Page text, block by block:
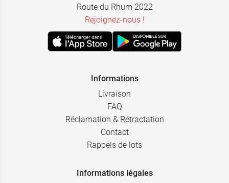
Route du Rhum 2022
Rejoignez-nous !
Informations
Livraison
FAQ
Réclamation & Rétractation
Contact
Rappels de lots
Informations légales